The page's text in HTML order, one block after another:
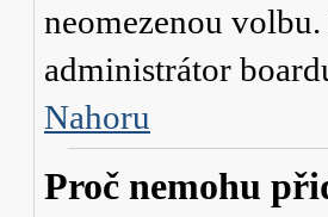
neomezenou
administrátor
Nahoru
Proč nemohu